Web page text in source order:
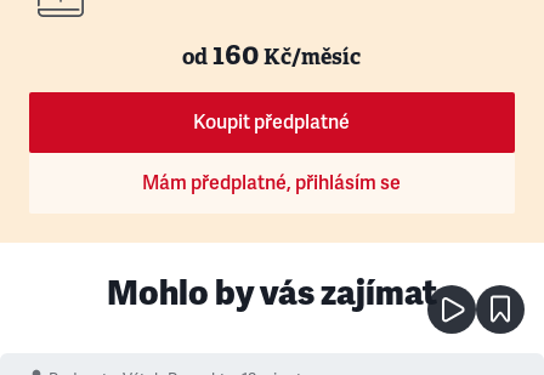
od160Kč/měsíc
Koupit předplatné
Mám předplatné, přihlásím se
Mohlo by vás zajímat